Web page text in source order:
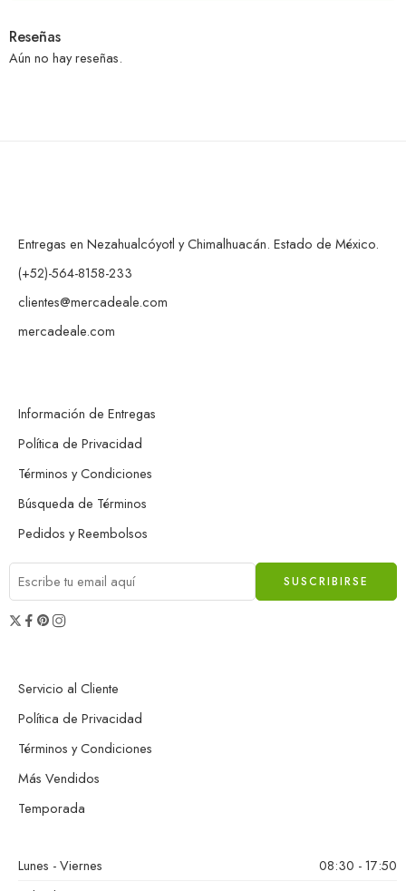
Reseñas
Aún no hay reseñas.
Entregas en Nezahualcóyotl y Chimalhuacán. Estado de México.
(+52)-564-8158-233
clientes@mercadeale.com
mercadeale.com
Información de Entregas
Política de Privacidad
Términos y Condiciones
Búsqueda de Términos
Pedidos y Reembolsos
Servicio al Cliente
Política de Privacidad
Términos y Condiciones
Más Vendidos
Temporada
Lunes - Viernes
08:30 - 17:50